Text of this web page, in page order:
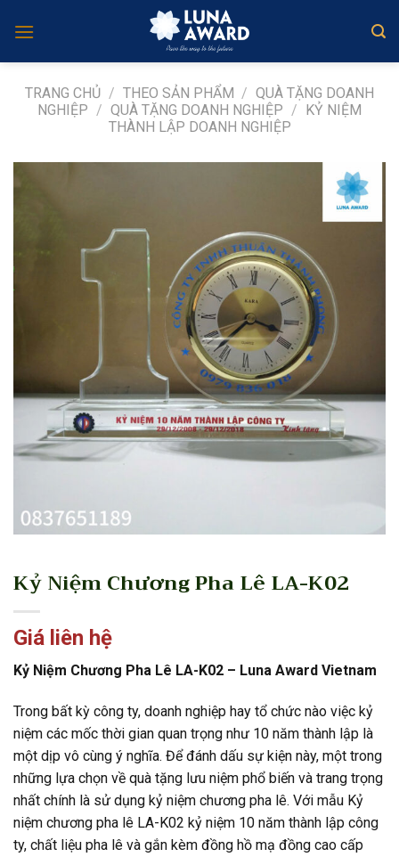
TRANG CHỦ / THEO SẢN PHẨM / QUÀ TẶNG DOANH
NGHIỆP / QUÀ TẶNG DOANH NGHIỆP / KỶ NIỆM
THÀNH LẬP DOANH NGHIỆP
Kỷ Niệm Chương Pha Lê LA-K02
Giá liên hệ
Kỷ Niệm Chương Pha Lê LA-K02 – Luna Award Vietnam
Trong bất kỳ công ty, doanh nghiệp hay tổ chức nào việc kỷ
niệm các mốc thời gian quan trọng như 10 năm thành lập là
một dịp vô cùng ý nghĩa. Để đánh dấu sự kiện này, một trong
những lựa chọn về quà tặng lưu niệm phổ biến và trang trọng
nhất chính là sử dụng kỷ niệm chương pha lê. Với mẫu Kỷ
niệm chương pha lê LA-K02 kỷ niệm 10 năm thành lập công
ty, chất liệu pha lê và gắn kèm đồng hồ mạ đồng cao cấp